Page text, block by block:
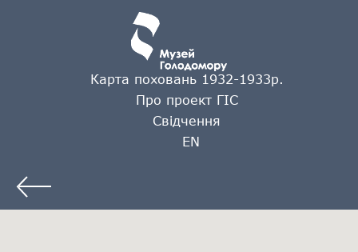
Карта поховань 1932-1933р.
Про проект ГІС
Свідчення
EN